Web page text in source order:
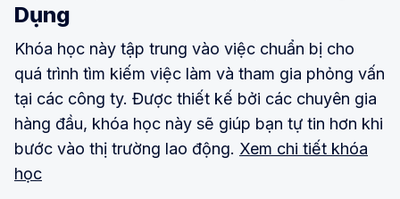
Dụng
Khóa học này tập trung vào việc chuẩn bị cho
quá trình tìm kiếm việc làm và tham gia phỏng vấn
tại các công ty. Được thiết kế bởi các chuyên gia
hàng đầu, khóa học này sẽ giúp bạn tự tin hơn khi
bước vào thị trường lao động. Xem chi tiết khóa
học